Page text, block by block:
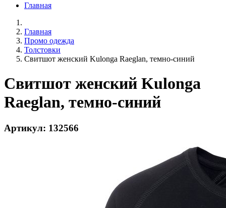
Главная
Главная
Промо одежда
Толстовки
Свитшот женский Kulonga Raeglan, темно-синий
Свитшот женский Kulonga
Raeglan, темно-синий
Артикул: 132566